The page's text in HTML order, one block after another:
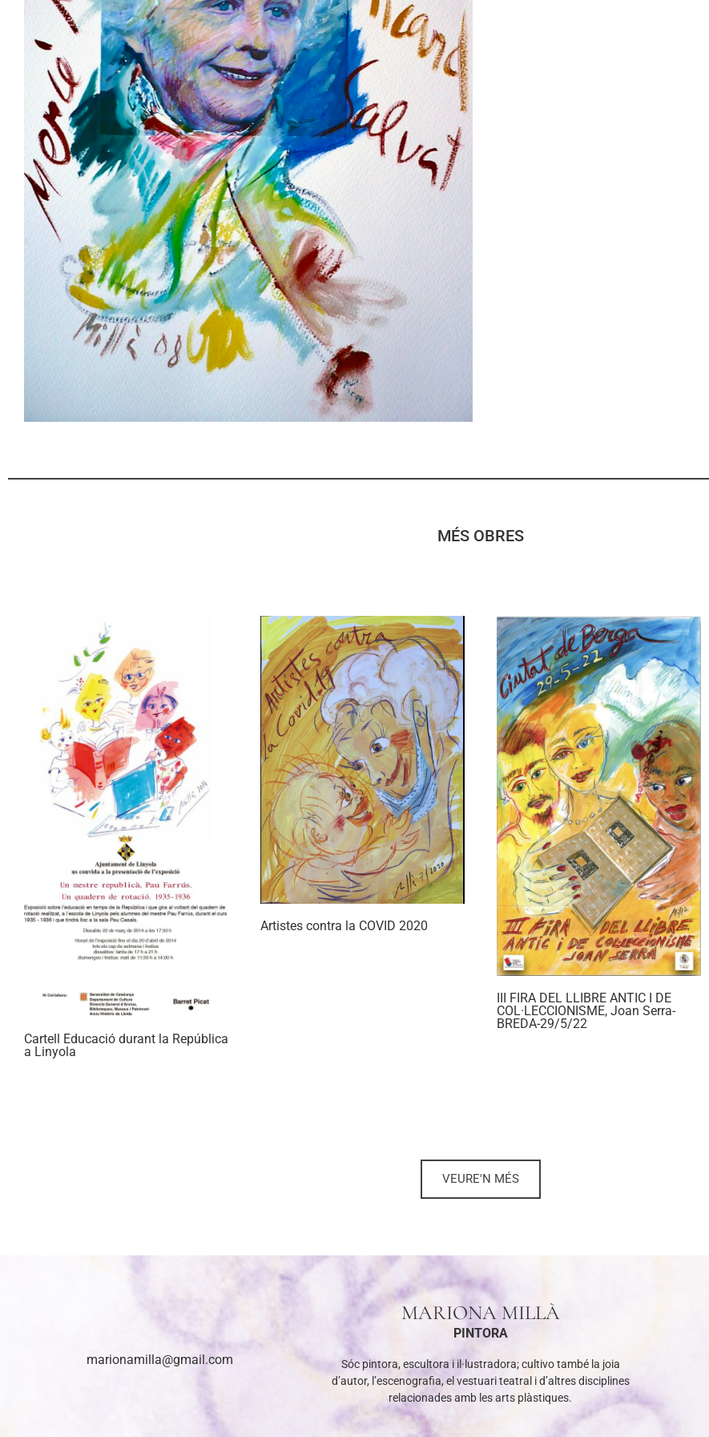
MÉS OBRES
Cartell Educació durant la República
a Linyola
Artistes contra la COVID 2020
III FIRA DEL LLIBRE ANTIC I DE
COL·LECCIONISME, Joan Serra-
BREDA-29/5/22
VEURE'N MÉS
marionamilla@gmail.com
MARIONA MILLÀ
PINTORA
Sóc pintora, escultora i il·lustradora; cultivo també la joia
d’autor, l’escenografia, el vestuari teatral i d’altres disciplines
relacionades amb les arts plàstiques.